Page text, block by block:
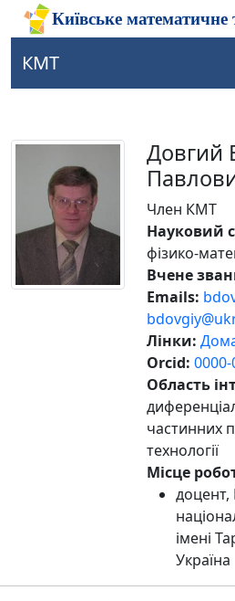
КМТ
Довгий
Член КМТ
Науковий
фізико-
Вчене
Emails:
Лінки:
Orcid:
Область
частинних
технології
Місце
доцент,
імені
Україна